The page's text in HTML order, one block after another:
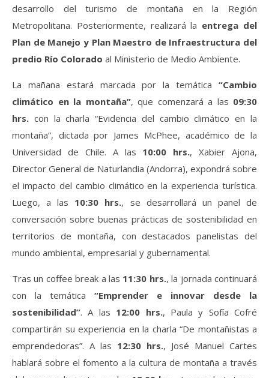
desarrollo del turismo de montaña en la Región
Metropolitana. Posteriormente, realizará la entrega del
Plan de Manejo y Plan Maestro de Infraestructura del
predio Río Colorado al Ministerio de Medio Ambiente.
La mañana estará marcada por la temática “Cambio
climático en la montaña”, que comenzará a las 09:30
hrs. con la charla “Evidencia del cambio climático en la
montaña”, dictada por James McPhee, académico de la
Universidad de Chile. A las 10:00 hrs., Xabier Ajona,
Director General de Naturlandia (Andorra), expondrá sobre
el impacto del cambio climático en la experiencia turística.
Luego, a las 10:30 hrs., se desarrollará un panel de
conversación sobre buenas prácticas de sostenibilidad en
territorios de montaña, con destacados panelistas del
mundo ambiental, empresarial y gubernamental.
Tras un coffee break a las 11:30 hrs., la jornada continuará
con la temática “Emprender e innovar desde la
sostenibilidad”. A las 12:00 hrs., Paula y Sofía Cofré
compartirán su experiencia en la charla “De montañistas a
emprendedoras”. A las 12:30 hrs., José Manuel Cartes
hablará sobre el fomento a la cultura de montaña a través